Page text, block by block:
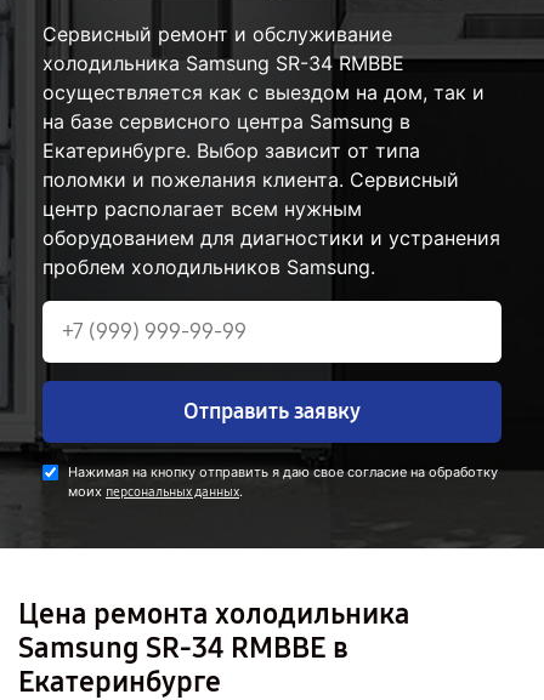
Сервисный ремонт и обслуживание
холодильника Samsung SR-34 RMBBE
осуществляется как с выездом на дом, так и
на базе сервисного центра Samsung в
Екатеринбурге. Выбор зависит от типа
поломки и пожелания клиента. Сервисный
центр располагает всем нужным
оборудованием для диагностики и устранения
проблем холодильников Samsung.
Отправить заявку
Нажимая на кнопку отправить я даю свое согласие на обработку
моих персональных данных.
Цена ремонта холодильника
Samsung SR-34 RMBBE в
Екатеринбурге